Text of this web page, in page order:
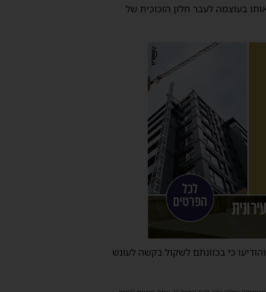
בעוצמה לעבר חלון הזכוכית של
כי בכוונתם לשקול בקשה לעונש